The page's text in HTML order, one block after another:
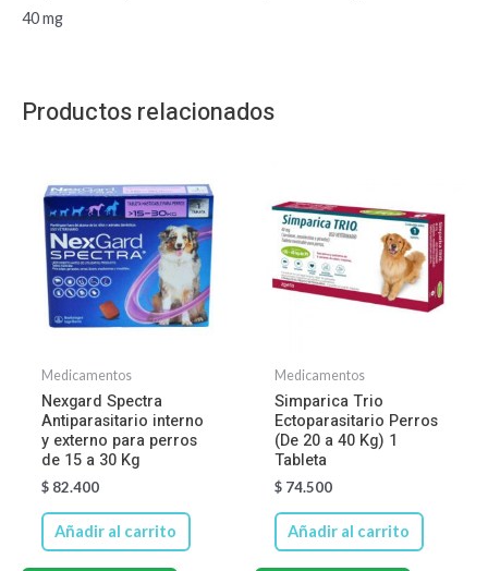
40 mg
Productos relacionados
Medicamentos
Nexgard Spectra
Antiparasitario interno
y externo para perros
de 15 a 30 Kg
$82.400
Añadir al carrito
Medicamentos
Simparica Trio
Ectoparasitario Perros
(De 20 a 40 Kg) 1
Tableta
$74.500
Añadir al carrito